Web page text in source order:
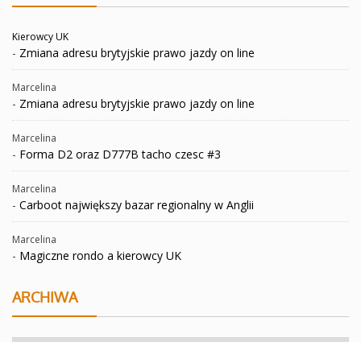
Kierowcy UK
- Zmiana adresu brytyjskie prawo jazdy on line
Marcelina
- Zmiana adresu brytyjskie prawo jazdy on line
Marcelina
- Forma D2 oraz D777B tacho czesc #3
Marcelina
- Carboot największy bazar regionalny w Anglii
Marcelina
- Magiczne rondo a kierowcy UK
ARCHIWA